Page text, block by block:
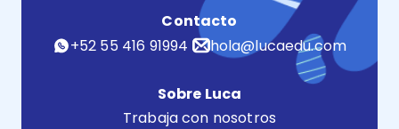
Contacto
+52 55 416 91994
hola@lucaedu.com
Sobre Luca
Trabaja con nosotros